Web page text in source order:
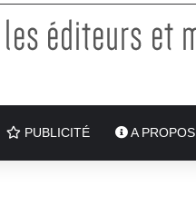
PUBLICITÉ A PROPOS